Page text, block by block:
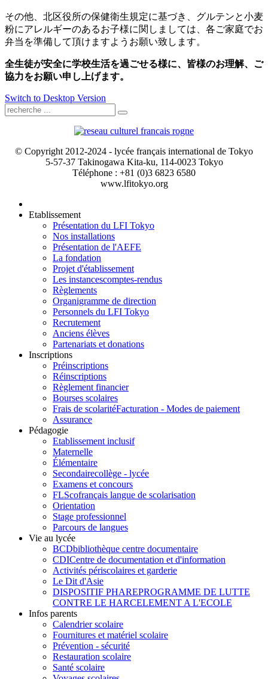
その他、北区役所の保健衛生規定に基づき、グルテンと小麦
粉にアレルギーのあるお子様に関しましては、各ご家庭でお
弁当を準備して頂けますようお願い致します。
全生徒が安全に学校生活を過ごせる様に、皆様のお理解、ご
協力をお願い申し上げます。
Switch to Desktop Version
© Copyright 2012-2024 - lycée français international de Tokyo
5-57-37 Takinogawa Kita-ku, 114-0023 Tokyo
Téléphone : +81 (0)3 6823 6580
www.lfitokyo.org
Etablissement
Présentation du LFI Tokyo
Nos installations
Présentation de l'AEFE
La fondation
Projet d'établissement
Les instancescomptes-rendus
Règlements
Organigramme de direction
Personnels du LFI Tokyo
Recrutement
Anciens élèves
Partenariats et donations
Inscriptions
Préinscriptions
Réinscriptions
Règlement financier
Bourses scolaires
Frais de scolaritéFacturation - Modes de paiement
Assurance
Pédagogie
Etablissement inclusif
Maternelle
Élémentaire
Secondairecollège - lycée
Examens et concours
FLScofrançais langue de scolarisation
Orientation
Stage professionnel
Parcours de langues
Vie au lycée
BCDbibliothèque centre documentaire
CDICentre de documentation et d'information
Activités périscolaires et garderie
Le Dit d'Asie
DISPOSITIF PHAREPROGRAMME DE LUTTE
CONTRE LE HARCELEMENT A L'ECOLE
Infos parents
Calendrier scolaire
Fournitures et matériel scolaire
Prévention - sécurité
Restauration scolaire
Santé scolaire